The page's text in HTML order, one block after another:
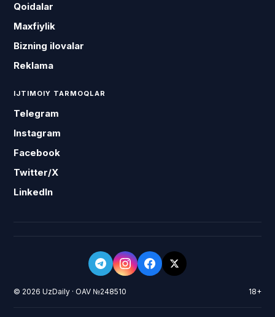
Qoidalar
Maxfiylik
Bizning ilovalar
Reklama
IJTIMOIY TARMOQLAR
Telegram
Instagram
Facebook
Twitter/X
LinkedIn
© 2026 UzDaily · OAV №248510 18+